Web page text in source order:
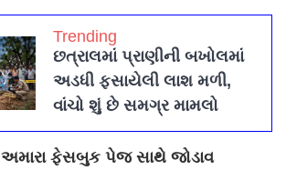
Trending
છત્રાલમાં પ્રાણીની બખોલમાં
અડધી ફસાયેલી લાશ મળી,
વાંચો શું છે સમગ્ર મામલો
અમારા ફેસબુક પેજ સાથે જોડાવ